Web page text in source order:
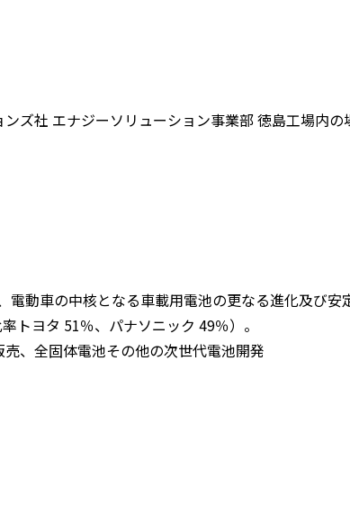
ズ社 エナジーソリューション事業部 徳島工場内の
動車の中核となる車載用電池の更なる進化及び安
トヨタ 51％、パナソニック 49％）。
、全固体電池その他の次世代電池開発